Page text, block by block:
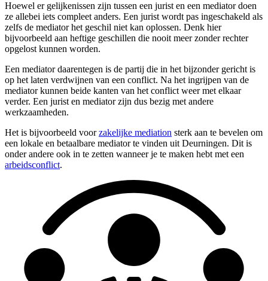
Hoewel er gelijkenissen zijn tussen een jurist en een mediator doen
ze allebei iets compleet anders. Een jurist wordt pas ingeschakeld als
zelfs de mediator het geschil niet kan oplossen. Denk hier
bijvoorbeeld aan heftige geschillen die nooit meer zonder rechter
opgelost kunnen worden.
Een mediator daarentegen is de partij die in het bijzonder gericht is
op het laten verdwijnen van een conflict. Na het ingrijpen van de
mediator kunnen beide kanten van het conflict weer met elkaar
verder. Een jurist en mediator zijn dus bezig met andere
werkzaamheden.
Het is bijvoorbeeld voorzakelijke mediation sterk aan te bevelen om
een lokale en betaalbare mediator te vinden uit Deurningen. Dit is
onder andere ook in te zetten wanneer je te maken hebt met een
arbeidsconflict.